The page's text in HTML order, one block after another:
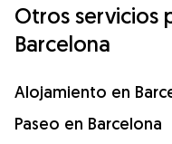
Otros servicios
Barcelona
Alojamiento en
Paseo en Barcelona